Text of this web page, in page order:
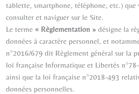
tablette, smartphone, téléphone, etc.) que
consulter et naviguer sur le Site.
Le terme « Règlementation » désigne la
données à caractère personnel, et
n°2016/679 dit Règlement général sur la
loi française Informatique et Libertés
ainsi que la loi française n°2018-493
données personnelles.